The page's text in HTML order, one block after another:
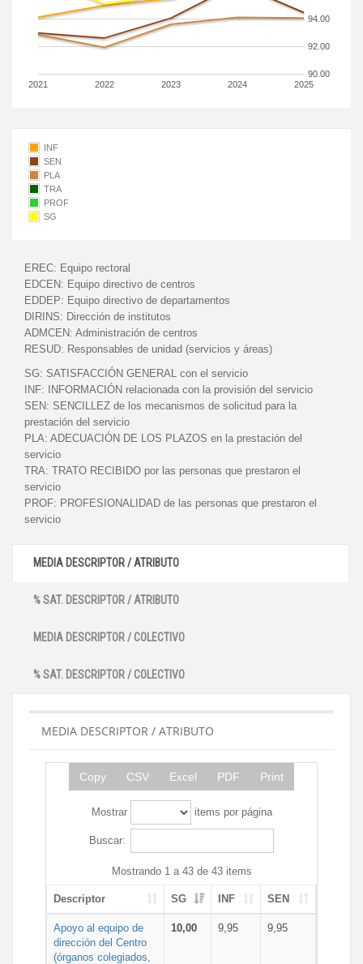
2021 2022 2023 2024 2025
90.00
92.00
94.00
INF
SEN
PLA
TRA
PROF
SG
EREC: Equipo rectoral
EDCEN: Equipo directivo de centros
EDDEP: Equipo directivo de departamentos
DIRINS: Dirección de institutos
ADMCEN: Administración de centros
RESUD: Responsables de unidad (servicios y áreas)
SG: SATISFACCIÓN GENERAL con el servicio
INF:
INFORMACIÓN relacionada con la provisión del servicio
SEN: SENCILLEZ de los mecanismos de solicitud para la
prestación del servicio
PLA: ADECUACIÓN DE LOS PLAZOS en la prestación del
servicio
TRA: TRATO RECIBIDO por las personas que prestaron el
servicio
PROF: PROFESIONALIDAD de las personas que prestaron el
servicio
MEDIA DESCRIPTOR / ATRIBUTO
% SAT. DESCRIPTOR / ATRIBUTO
MEDIA DESCRIPTOR / COLECTIVO
% SAT. DESCRIPTOR / COLECTIVO
MEDIA DESCRIPTOR / ATRIBUTO
Copy CSV Excel PDF Print
Mostrar items por página
Buscar:
Mostrando 1 a 43 de 43 items
Descriptor SG INF SEN
Apoyo al equipo de
dirección del Centro
(órganos colegiados,
10,00 9,95 9,95